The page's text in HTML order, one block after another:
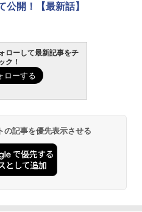
公開！【最新話】
ローして最新記事をチ
ク！
記事を優先表示させる